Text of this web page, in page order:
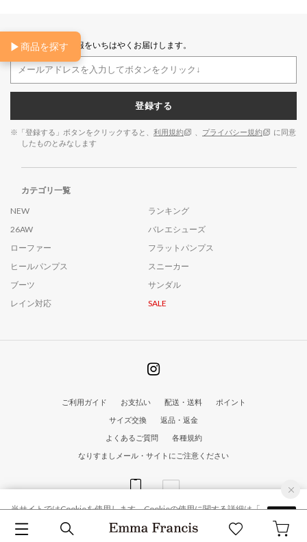
▶商品を探す
新入荷やセール情報をいちはやくお届けします。
登録する
※「登録する」ボタンをクリックすると、 利用規約 プライバシー規約
に同意
したものとみなします
カテゴリ一覧
NEW
ランキング
26AW
バレエシューズ
ローファー
フラットパンプス
ヒールパンプス
スニーカー
ブーツ
サンダル
レイン対応
SALE
ご利用ガイド お支払い 配送・送料
ポイント
サイズ交換
返品・返金
よくあるご質問
各種規約
なりすましメール・サイトにご注意ください
当サイトではCookieを使用します。Cookieの使用に関する詳細は「
プライバシー規約
」をご覧ください。